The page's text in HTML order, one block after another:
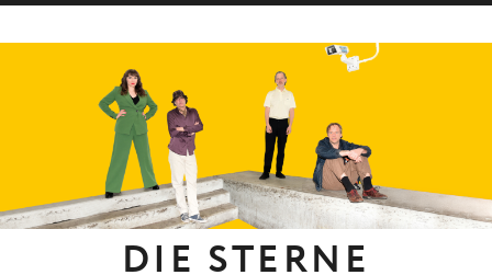
DIE STERNE